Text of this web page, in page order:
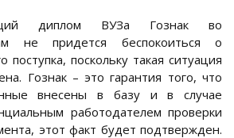
диплом ВУЗа Гознак во
не придется беспокоиться о
поступка, поскольку такая ситуация
Гознак – это гарантия того, что
внесены в базу и в случае
работодателем проверки
этот факт будет подтвержден.